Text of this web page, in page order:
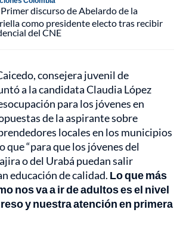
Primer discurso de Abelardo de la
como presidente electo tras recibir
del CNE
consejera juvenil de
a la candidata Claudia López
para los jóvenes en
de la aspirante sobre
locales en los municipios
que “para que los jóvenes del
o del Urabá puedan salir
educación de calidad. Lo que más
nos va a ir de adultos es el nivel
y nuestra atención en primera